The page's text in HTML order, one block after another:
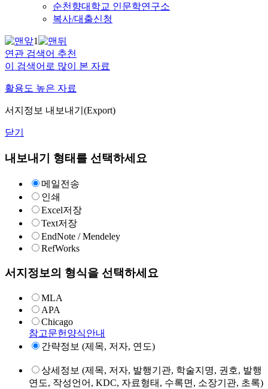
순천향대학교 인문학연구소
복사/대출신청
1
연관 검색어 추천
이 검색어로 많이 본 자료
활용도 높은 자료
서지정보 내보내기(Export)
닫기
내보내기 형태를 선택하세요
메일전송
인쇄
Excel저장
Text저장
EndNote / Mendeley
RefWorks
서지정보의 형식을 선택하세요
MLA
APA
Chicago
참고문헌양식안내
간략정보 (제목, 저자, 연도)
상세정보 (제목, 저자, 발행기관, 학술지명, 권호, 발행
연도, 작성언어, KDC, 자료형태, 수록면, 소장기관, 초록)